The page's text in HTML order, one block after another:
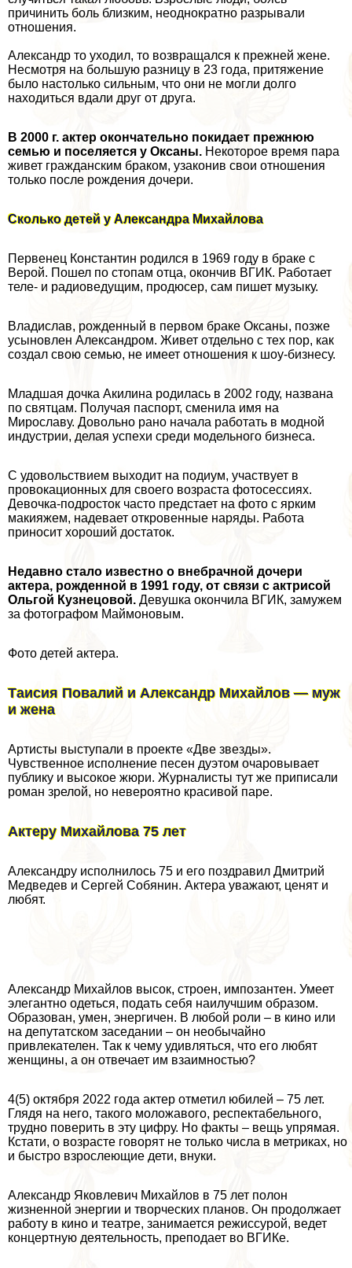
причинить боль близким, неоднократно разрывали
отношения.
Александр то уходил, то возвращался к прежней жене.
Несмотря на большую разницу в 23 года, притяжение
было настолько сильным, что они не могли долго
находиться вдали друг от друга.
В 2000 г. актер окончательно покидает прежнюю
семью и поселяется у Оксаны. Некоторое время пара
живет гражданским бpaком, узаконив свои отношения
только после рождения дочери.
Сколько детей у Александра Михайлова
Первенец Константин родился в 1969 году в бpaке с
Верой. Пошел по стопам отца, окончив ВГИК. Работает
теле- и радиоведущим, продюсер, сам пишет музыку.
Владислав, рожденный в первом бpaке Оксаны, позже
усыновлен Александром. Живет отдельно с тех пор, как
создал свою семью, не имеет отношения к шоу-бизнесу.
Младшая дочка Акилина родилась в 2002 году, названа
по святцам. Получая паспорт, сменила имя на
Мирославу. Довольно рано начала работать в модной
индустрии, делая успехи среди модельного бизнеса.
С удовольствием выходит на подиум, участвует в
провокационных для своего возраста фотосессиях.
Девочка-подросток часто предстает на фото с ярким
макияжем, надевает откровенные наряды. Работа
приносит хороший достаток.
Недавно стало известно о внебрачной дочери
актера, рожденной в 1991 году, от связи с актрисой
Ольгой Кузнецовой. Девушка окончила ВГИК, замужем
за фотографом Маймоновым.
Фото детей актера.
Таисия Повалий и Александр Михайлов — муж
и жена
Артисты выступали в проекте «Две звезды».
Чувственное исполнение песен дуэтом очаровывает
публику и высокое жюри. Журналисты тут же приписали
роман зрелой, но невероятно красивой паре.
Актеру Михайлова 75 лет
Александру исполнилось 75 и его поздравил Дмитрий
Медведев и Сергeй Собянин. Актера уважают, ценят и
любят.
Александр Михайлов высок, строен, импозантен. Умеет
элегантно одеться, подать себя наилучшим образом.
Образован, умен, энергичен. В любой роли – в кино или
на депутатском заседании – он необычайно
привлекателен. Так к чему удивляться, что его любят
женщины, а он отвечает им взаимностью?
4(5) октября 2022 года актер отметил юбилей – 75 лет.
Глядя на него, такого моложавого, респектабельного,
трудно поверить в эту цифру. Но факты – вещь упрямая.
Кстати, о возрасте говорят не только числа в метриках, но
и быстро взрослеющие дети, внуки.
Александр Яковлевич Михайлов в 75 лет полон
жизненной энергии и творческих планов. Он продолжает
работу в кино и театре, занимается режиссурой, ведет
концертную деятельность, преподает во ВГИКе.